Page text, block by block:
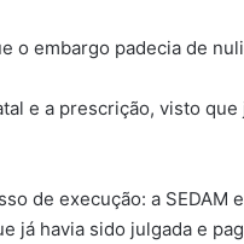
o embargo padecia de
e a prescrição, visto
de execução: a SEDAM
já havia sido julgada e